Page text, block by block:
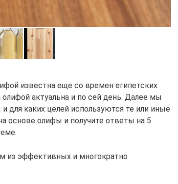
известна еще со времен египетских
актуальна и по сей день. Далее мы
для каких целей используются те или иные
основе олифы и получите ответы на 5
из эффективных и многократно